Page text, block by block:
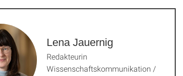
Lena Jauernig
Redakteurin
Wissenschaftskommunikation /